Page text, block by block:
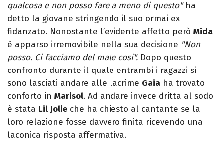
qualcosa e non posso fare a meno di questo"ha
detto la giovane stringendo il suo ormai ex
fidanzato. Nonostante l’evidente affetto però Mida
è apparso irremovibile nella sua decisione "Non
posso. Ci facciamo del male così". Dopo questo
confronto durante il quale entrambi i ragazzi si
sono lasciati andare alle lacrime Gaia ha trovato
conforto in Marisol. Ad andare invece dritta al sodo
è stata Lil Jolie che ha chiesto al cantante se la
loro relazione fosse davvero finita ricevendo una
laconica risposta affermativa.